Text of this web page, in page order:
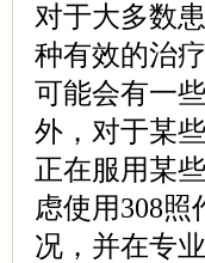
对于大多数
种有效的治
可能会有一
外，对于某
正在服用某
虑使用308
况，并在专